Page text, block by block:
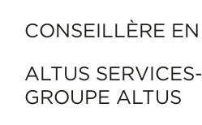
CONSEILLÈRE
ALTUS
GROUPE ALTUS